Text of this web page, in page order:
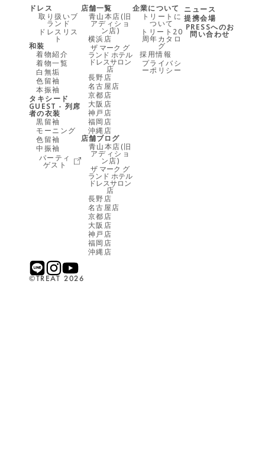
ドレス
取り扱いブ
ランド
ドレスリス
ト
和装
着物紹介
着物一覧
白無垢
色留袖
本振袖
タキシード
GUEST - 列席
者の衣装
黒留袖
モーニング
色留袖
中振袖
パーティ
ゲスト
店舗一覧
青山本店(旧
アディショ
ン店)
横浜店
ザ マーク グ
ランド ホテル
ドレスサロン
店
長野店
名古屋店
京都店
大阪店
神戸店
福岡店
沖縄店
店舗ブログ
青山本店(旧
アディショ
ン店)
ザ マーク グ
ランド ホテル
ドレスサロン
店
長野店
名古屋店
京都店
大阪店
神戸店
福岡店
沖縄店
企業について
トリートに
ついて
トリート20
周年カタロ
グ
採用情報
プライバシ
ーポリシー
ニュース
提携会場
PRESSへのお
問い合わせ
©︎TREAT 2026